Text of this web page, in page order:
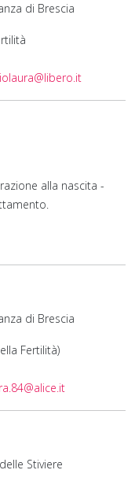
di Brescia
alla nascita -
di Brescia
Fertilità)
Stiviere